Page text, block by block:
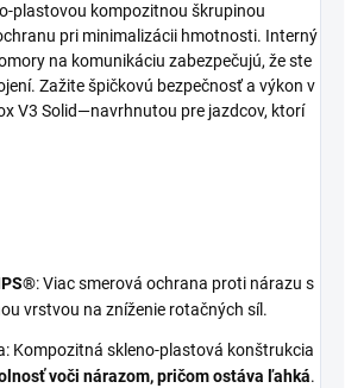
plastovou kompozitnou škrupinou
pri minimalizácii hmotnosti. Interný
na komunikáciu zabezpečujú, že ste
Zažite špičkovú bezpečnosť a výkon v
V3 Solid—navrhnutou pre jazdcov, ktorí
: Viac smerová ochrana proti nárazu s
vrstvou na zníženie rotačných síl.
Kompozitná skleno-plastová konštrukcia
voči nárazom, pričom ostáva ľahká.